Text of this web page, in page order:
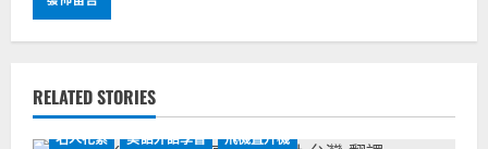
RELATED STORIES
名人花絮 美語外語學習 飛機直升機